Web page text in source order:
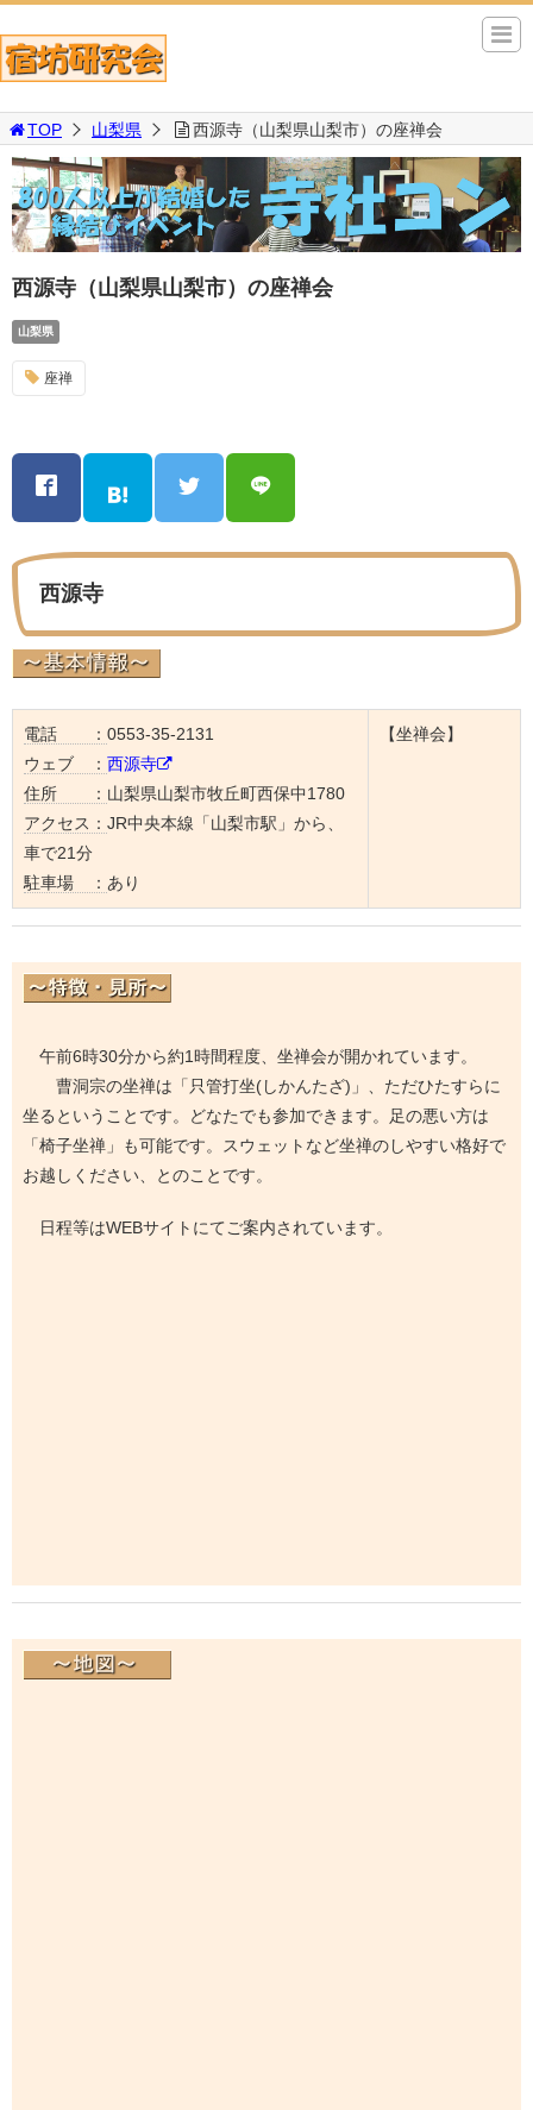
TOP 山梨県 西源寺（山梨県山梨市）の座禅会
西源寺（山梨県山梨市）の座禅会
山梨県
座禅
西源寺
電話 ： 0553-35-2131
ウェブ ： 西源寺
住所 ： 山梨県山梨市牧丘町西保中1780
アクセス： JR中央本線「山梨市駅」から、
車で21分
駐車場 ： あり
【坐禅会】
午前6時30分から約1時間程度、坐禅会が開かれています。
曹洞宗の坐禅は「只管打坐(しかんたざ)」、ただひたすらに
坐るということです。どなたでも参加できます。足の悪い方は
「椅子坐禅」も可能です。スウェットなど坐禅のしやすい格好で
お越しください、とのことです。
日程等はWEBサイトにてご案内されています。